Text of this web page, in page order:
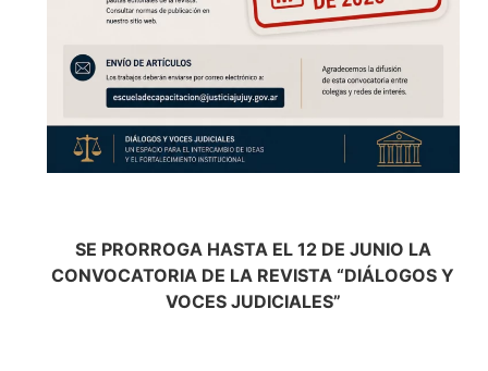
SE PRORROGA HASTA EL 12 DE JUNIO LA
CONVOCATORIA DE LA REVISTA “DIÁLOGOS Y
VOCES JUDICIALES”